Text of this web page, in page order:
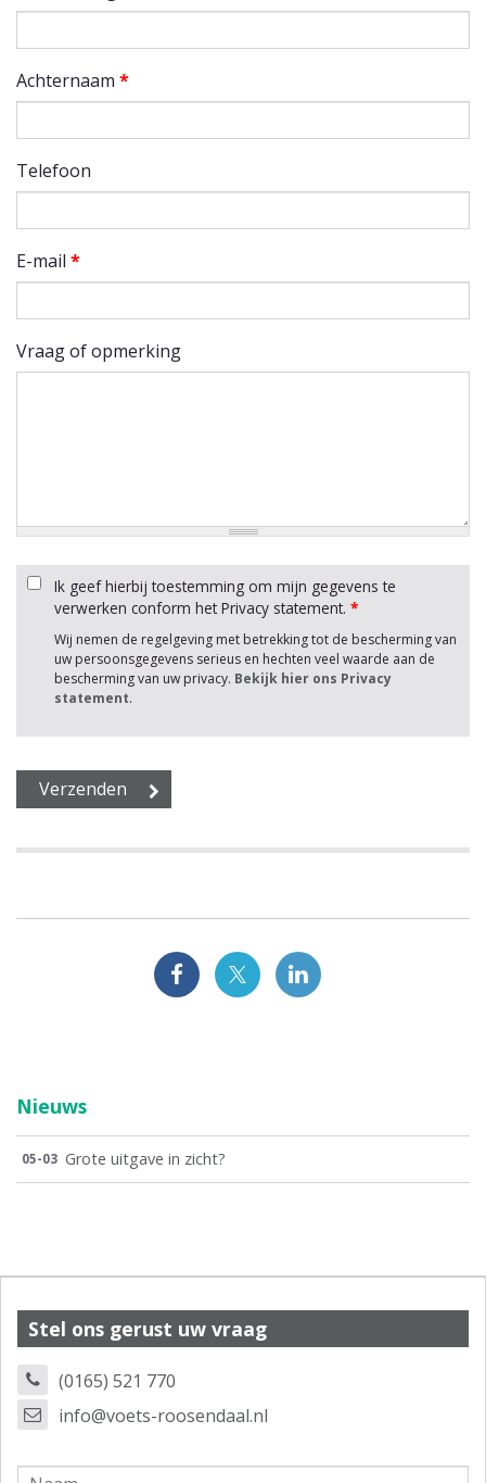
Achternaam *
Telefoon
E-mail *
Vraag of opmerking
Ik geef hierbij toestemming om mijn gegevens te
verwerken conform het Privacy statement. *
Wij nemen de regelgeving met betrekking tot de bescherming van
uw persoonsgegevens serieus en hechten veel waarde aan de
bescherming van uw privacy. Bekijk hier ons Privacy
statement.
Nieuws
05-03 Grote uitgave in zicht?
Stel ons gerust uw vraag
(0165) 521 770
info@voets-roosendaal.nl